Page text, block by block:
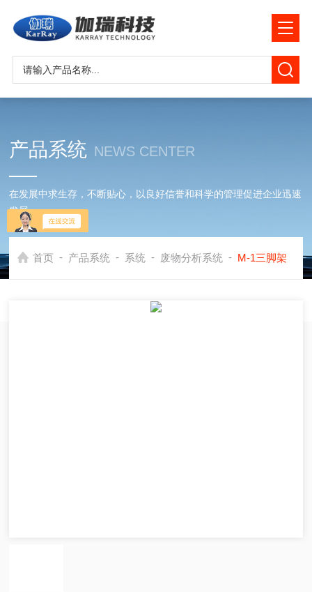
产品系统 NEWS CENTER
在发展中求生存，不断贴心，以良好信誉和科学的管理促进企业迅速
发展
首页 - 产品系统 - 系统 - 废物分析系统 - M-1三脚架